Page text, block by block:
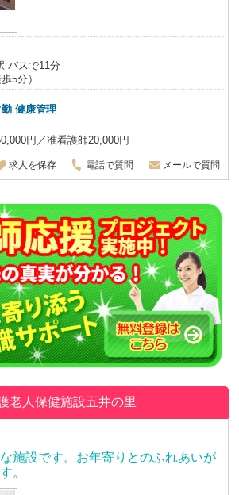
バスで11分
5分）
勤 健康管理
円／准看護師20,000円
求人を保存 電話で質問 メールで質問
老人保健施設五井の里
施設です。お年寄りとのふれあいが
。